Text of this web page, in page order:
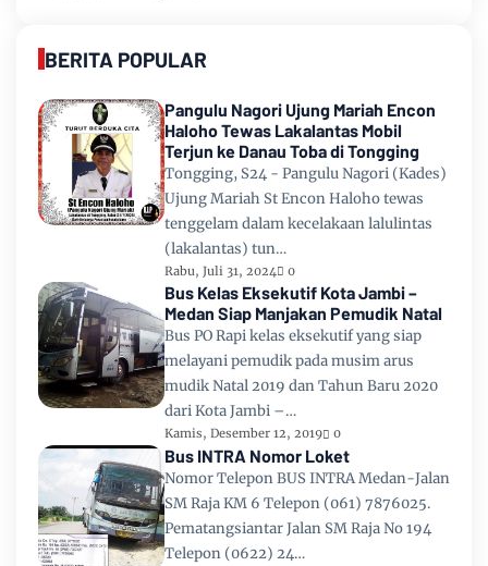
BERITA POPULAR
Pangulu Nagori Ujung Mariah Encon
Haloho Tewas Lakalantas Mobil
Terjun ke Danau Toba di Tongging
Tongging, S24 - Pangulu Nagori (Kades)
Ujung Mariah St Encon Haloho tewas
tenggelam dalam kecelakaan lalulintas
(lakalantas) tun…
Rabu, Juli 31, 2024 0
Bus Kelas Eksekutif Kota Jambi –
Medan Siap Manjakan Pemudik Natal
Bus PO Rapi kelas eksekutif yang siap
melayani pemudik pada musim arus
mudik Natal 2019 dan Tahun Baru 2020
dari Kota Jambi –…
Kamis, Desember 12, 2019 0
Bus INTRA Nomor Loket
Nomor Telepon BUS INTRA Medan-Jalan
SM Raja KM 6 Telepon (061) 7876025.
Pematangsiantar Jalan SM Raja No 194
Telepon (0622) 24…